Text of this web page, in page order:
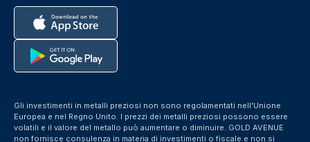
Gli investimenti in metalli preziosi non sono regolamentati nell'Unione
Europea e nel Regno Unito. I prezzi dei metalli preziosi possono essere
volatili e il valore del metallo può aumentare o diminuire. GOLD AVENUE
non fornisce consulenza in materia di investimenti o fiscale e non si